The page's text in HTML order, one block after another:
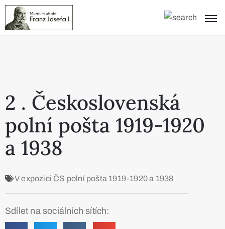
2 . Československá
polní pošta 1919-1920
a 1938
V expozici ČS polní pošta 1919-1920 a 1938
Sdílet na sociálních sítích: